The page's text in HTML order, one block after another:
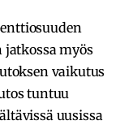
jatkossa myös
vaikutus
tuntuu
uusissa